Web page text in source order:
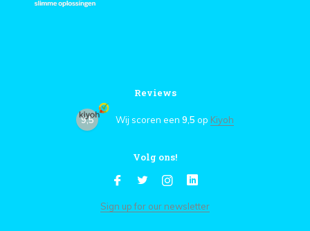
Reviews
9,5 Wij scoren een 9,5 op Kiyoh
Volg ons!
Sign up for our newsletter